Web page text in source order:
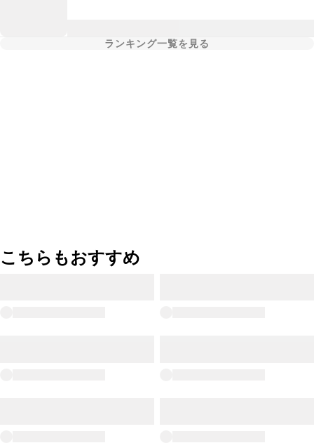
ランキング一覧を見る
こちらもおすすめ